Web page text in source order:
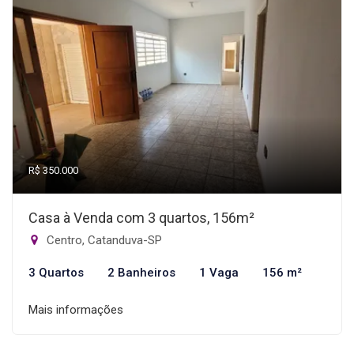
R$ 350.000
Casa à Venda com 3 quartos, 156m²
Centro, Catanduva-SP
3 Quartos 2 Banheiros 1 Vaga 156 m²
Mais informações